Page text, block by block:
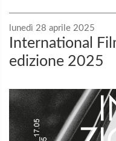
lunedì 28 aprile 2025
International
edizione 2025